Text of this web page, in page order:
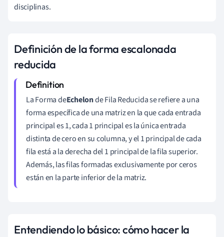
disciplinas.
Definición de la forma escalonada
reducida
La Forma deEchelonde Fila Reducida se refiere a una
forma específica de una matriz en la que cada entrada
principal es 1, cada 1 principal es la única entrada
distinta de cero en su columna, y el 1 principal de cada
fila está a la derecha del 1 principal de la fila superior.
Además, las filas formadas exclusivamente por ceros
están en la parte inferior de la matriz.
Entendiendo lo básico: cómo hacer la